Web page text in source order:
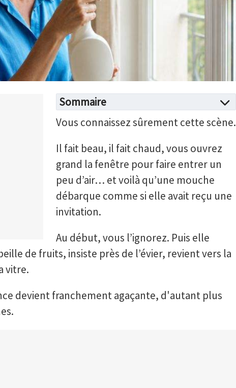
Sommaire
Vous connaissez sûrement cette scène.
Il fait beau, il fait chaud, vous ouvrez
grand la fenêtre pour faire entrer un
peu d’air… et voilà qu’une mouche
débarque comme si elle avait reçu une
invitation.
Au début, vous l’ignorez. Puis elle
de fruits, insiste près de l’évier, revient vers la
vitre.
devient franchement agaçante, d'autant plus